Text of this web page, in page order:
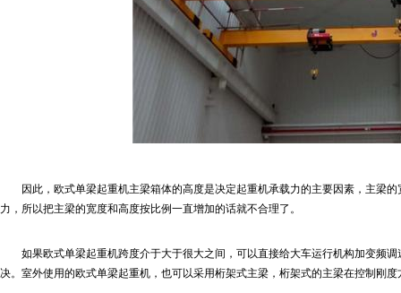
因此，欧式单梁起重机主梁箱体的高度是决定起重机承载力的主要因素，主梁
力，所以把主梁的宽度和高度按比例一直增加的话就不合理了。
如果欧式单梁起重机跨度介于大于很大之间，可以直接给大车运行机构加变频
决。室外使用的欧式单梁起重机，也可以采用桁架式主梁，桁架式的主梁在控制刚